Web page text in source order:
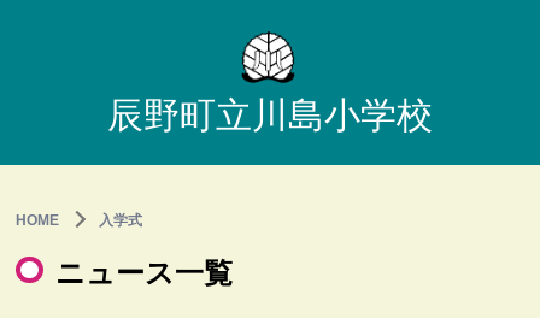
辰野町立川島小学校
HOME 入学式
ニュース一覧